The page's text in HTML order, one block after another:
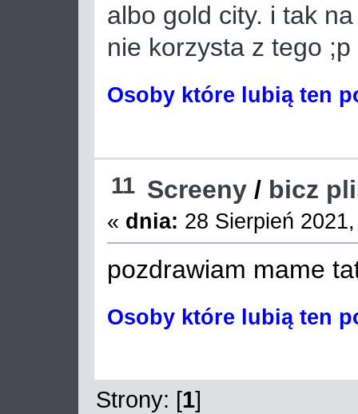
albo gold city. i tak
nie korzysta z tego ;p
Osoby które lubią ten
11 Screeny/ bicz
« dnia: 28 Sierpień
pozdrawiam mame
Osoby które lubią ten
Strony: [1]